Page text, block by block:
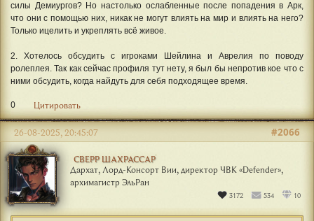
силы Демиургов? Но настолько ослабленные после попадения в Арк,
что они с помощью них, никак не могут влиять на мир и влиять на него?
Только ицелить и укреплять всё живое.
2. Хотелось обсудить с игроками Шейлина и Аврелия по поводу
ролеплея. Так как сейчас профиля тут нету, я был бы непротив кое что с
ними обсудить, когда найдуть для себя подходящее время.
0 Цитировать
СВЕРР ШАХРАССАР
Дархат, Лорд-Консорт Вии, директор ЧВК «Defender»,
архимагистр ЭльРан
3172 534 10
#2066
26-08-2025, 20:45:07